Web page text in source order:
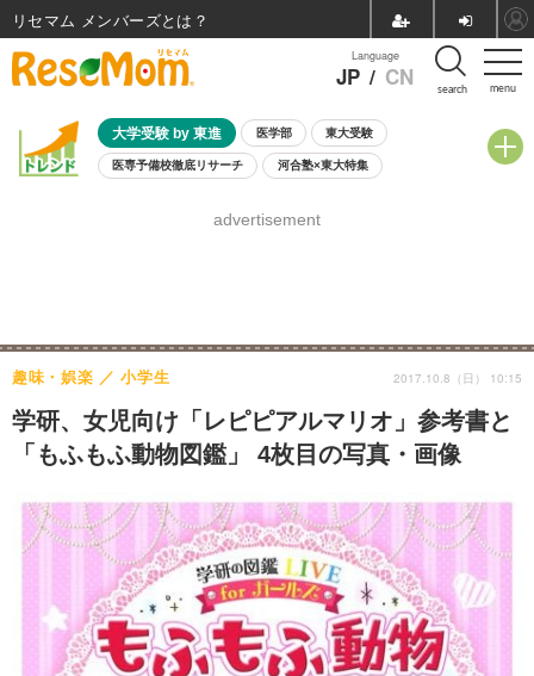
menu
Language
JP / CN search
大学受験 by 東進 医学部 東大受験
医専予備校徹底リサーチ 河合塾×東大特集
8月開催学校説明会・相談会
advertisement
学研、女児向け「レピピアルマリオ」参考書と
「もふもふ動物図鑑」 4枚目の写真・画像
趣味・娯楽 小学生 2017.10.8（日） 10:15
リセマム メンバーズ